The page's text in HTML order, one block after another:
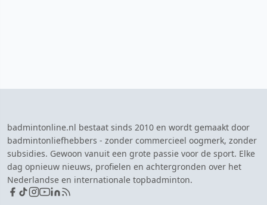
badmintonline.nl bestaat sinds 2010 en wordt gemaakt door
badmintonliefhebbers - zonder commercieel oogmerk, zonder
subsidies. Gewoon vanuit een grote passie voor de sport. Elke
dag opnieuw nieuws, profielen en achtergronden over het
Nederlandse en internationale topbadminton.